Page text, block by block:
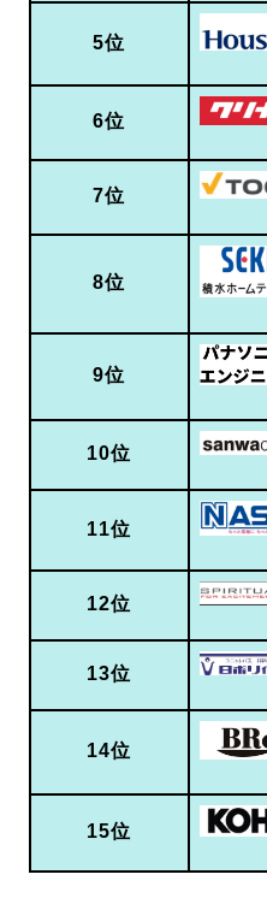
5位
6位
7位
8位
9位
10位
11位
12位
13位
14位
15位